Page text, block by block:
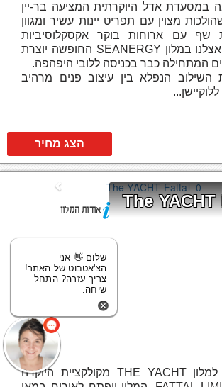
במסעדת אדל היוקרתית המציעה בר-יין
מצוין עם תפריט יינות עשיר ומגוון
שף עם ארוחות בוקר אקסקלוסיביות
בהגשה אישית. אצלנו במלון SEANERGY החופשה יוצרת
המתחילה כבר בכניסה ללובי היפהפה.
השילוב הנפלא בין עיצוב פנים מרהיב
הצג מחיר
The אודות המלון
ברוכים הבאים למלון THE YACHT מקולקציית היוקרה
שלום 👋 אני
הצ'אטבוט של האתר!
צריך עזרה? התחל
שיחה.